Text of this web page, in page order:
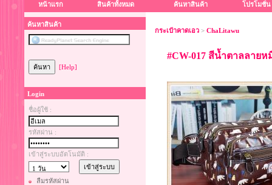
หน้าแรก สินค้าทั้งหมด ค้นหาสินค้า โปรโมชั่น
ค้นหาสินค้า
[Help]
Login
ชื่อผู้ใช้ :
รหัสผ่าน :
เข้าสู่ระบบอัตโนมัติ :
ลืมรหัสผ่าน
กระเป๋าคาดเอว > ChaLitawu
#CW-017 สีน้ำตาลลาย